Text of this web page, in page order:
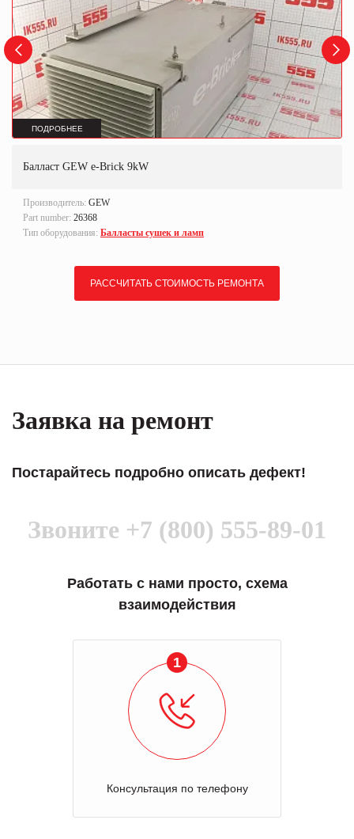
ПОДРОБНЕЕ
Балласт GEW e-Brick 9kW
Производитель: GEW
Part number: 26368
Тип оборудования: Балласты сушек и ламп
РАССЧИТАТЬ СТОИМОСТЬ РЕМОНТА
Заявка на ремонт
Постарайтесь подробно описать дефект!
Звоните +7 (800) 555-89-01
Работать с нами просто, схема
взаимодействия
1
Консультация по телефону